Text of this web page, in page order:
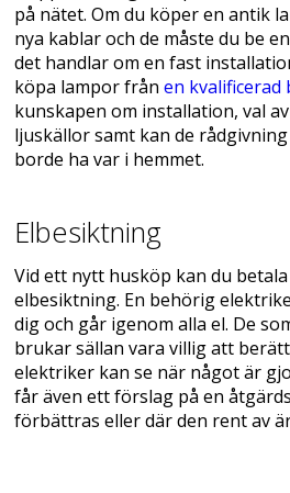
på nätet. Om du köper en antik
nya kablar och de måste du be
det handlar om en fast
köpa lampor frånen kvalificerad
kunskapen om installation, val
ljuskällor samt kan de
borde ha var i hemmet.
Elbesiktning
Vid ett nytt husköp kan du
elbesiktning. En behörig
dig och går igenom alla el. De
brukar sällan vara villig att
elektriker kan se när något är
får även ett förslag på en
förbättras eller där den rent av